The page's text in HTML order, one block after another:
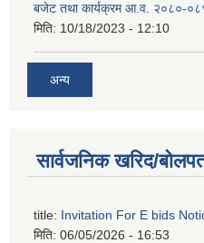
बजेट तथा कार्यक्रम आ.व. २०८०-
मिति: 10/18/2023 - 12:10
अन्य
सार्वजनिक खरिद/
title: Invitation For E bids
मिति: 06/05/2026 - 16:53